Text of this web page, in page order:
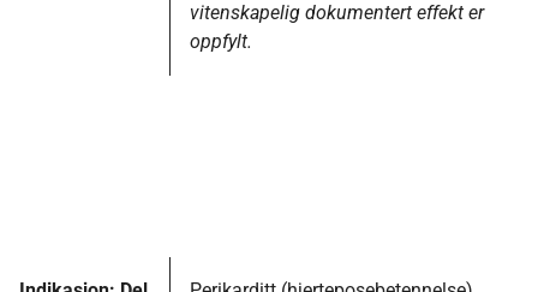
vitenskapelig dokumentert effekt er
oppfylt.